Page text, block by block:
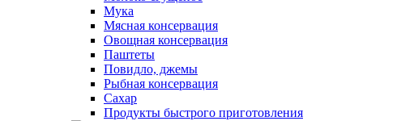
Мука
Мясная консервация
Овощная консервация
Паштеты
Повидло, джемы
Рыбная консервация
Сахар
Продукты быстрого приготовления